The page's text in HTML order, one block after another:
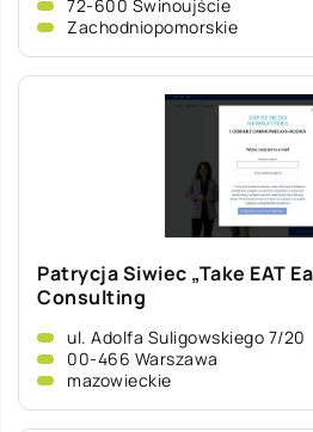
72-600 Świnoujście
Zachodniopomorskie
Patrycja Siwiec „Take EAT
Consulting
ul. Adolfa Suligowskiego 7/20
00-466 Warszawa
mazowieckie